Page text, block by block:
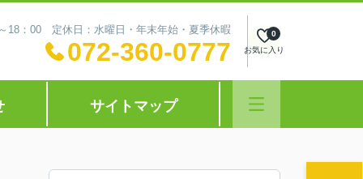
18：00 定休日：水曜日・年末年始・夏季休暇
072-360-0777 お気に入り
0
サイトマップ